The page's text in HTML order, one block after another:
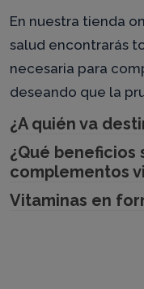
En nuestra tienda
salud encontrarás
necesaria para
deseando que la
¿A quién va
¿Qué beneficios
complementos
Vitaminas en